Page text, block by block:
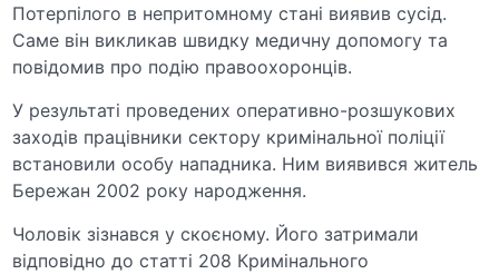
Потерпілого в непритомному стані виявив сусід.
Саме він викликав швидку медичну допомогу та
повідомив про подію правоохоронців.
У результаті проведених оперативно-розшукових
заходів працівники сектору кримінальної поліції
встановили особу нападника. Ним виявився житель
Бережан 2002 року народження.
Чоловік зізнався у скоєному. Його затримали
відповідно до статті 208 Кримінального